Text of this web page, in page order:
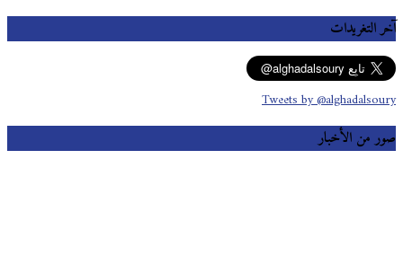
آخر التغريدات
Tweets by @alghadalsoury
صور من الأخبار